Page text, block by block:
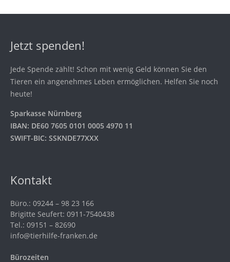
Jetzt spenden!
Jede Spende zählt! Schon mit wenig Geld können Sie den
Tieren ein angenehmes Leben ermöglichen. Helfen Sie noch
heute!
Sparkasse Nürnberg
IBAN: DE60 7605 0101 0005 4970 11
SWIFT-BIC: SSKNDE77XXX
Kontakt
Büro.: 09244 – 98 23 166
Brigitte Seufert: 0911-7540438
Tel.: 09151 – 82690
info@tierhilfe-franken.de
Bürozeiten